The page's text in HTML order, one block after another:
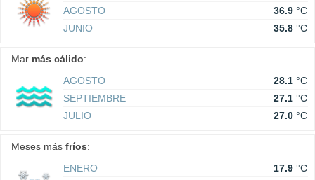
AGOSTO
36.9 °C
JUNIO
35.8 °C
Mar más cálido:
AGOSTO
28.1 °C
SEPTIEMBRE
27.1 °C
JULIO
27.0 °C
Meses más fríos:
ENERO
17.9 °C